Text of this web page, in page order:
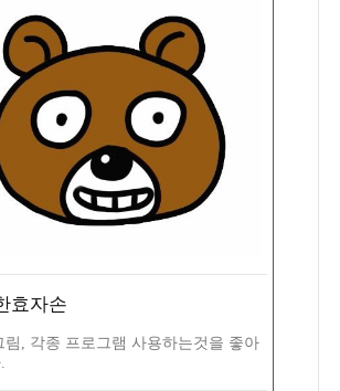
효자손
림, 각종 프로그램 사용하는것을 좋아